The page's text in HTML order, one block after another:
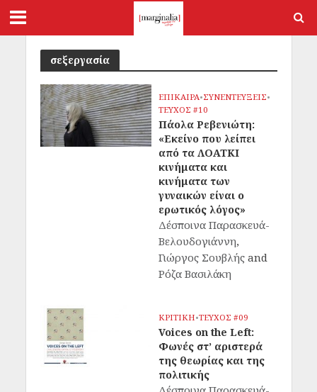
σεξεργασία
ΕΠΙΚΑΙΡΑ•ΣΥΝΕΝΤΕΥΞΕΙΣ•
ΤΕΥΧΟΣ #10
Πάολα Ρεβενιώτη:
«Εκείνο που λείπει
από τα ΛΟΑΤΚΙ
κινήματα και
κινήματα των
γυναικών είναι ο
ερωτικός λόγος»
Δέσποινα Παρασκευά-
Βελουδογιάννη,
Γιώργος Σουβλής and
Ρόζα Βασιλάκη
ΚΡΙΤΙΚΗ•ΤΕΥΧΟΣ #09
Voices on the Left:
Φωνές στ’ αριστερά
της θεωρίας και της
πολιτικής